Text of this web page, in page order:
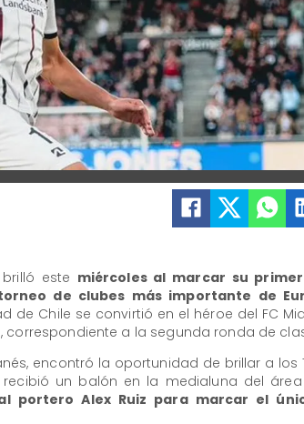
este miércoles al marcar su
de clubes más importante de
de Chile se convirtió en el héroe del FC
correspondiente a la segunda ronda de
encontró la oportunidad de brillar a los
recibió un balón en la medialuna del
portero Alex Ruiz para marcar el